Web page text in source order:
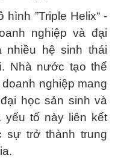
”Triple Helix“ -
nghiệp và đại
nhiều hệ sinh thái
Nhà nước tạo thể
nghiệp mang
học sản sinh và
yếu tố này liên kết
sự trở thành trung